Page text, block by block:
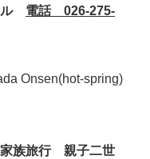
ル 電話 026-275-
Onsen(hot-spring)
族旅行 親子二世